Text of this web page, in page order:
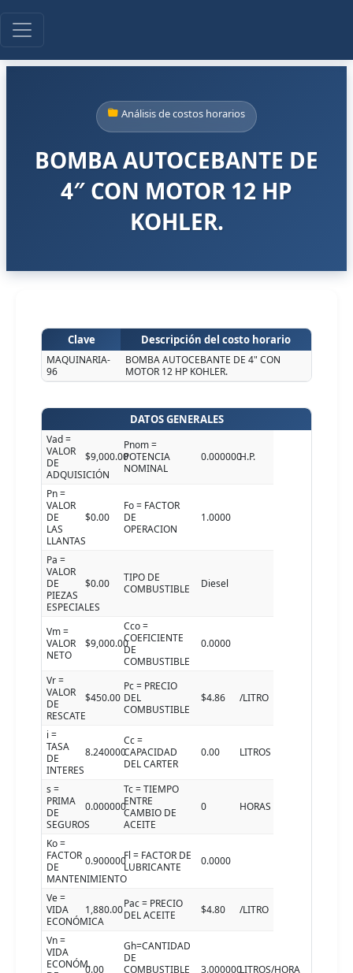
Análisis de costos horarios
BOMBA AUTOCEBANTE DE
4″ CON MOTOR 12 HP
KOHLER.
Clave Descripción del costo horario
MAQUINARIA-
96
BOMBA AUTOCEBANTE DE 4" CON
MOTOR 12 HP KOHLER.
DATOS GENERALES
Vad =
VALOR
DE
ADQUISICIÓN
$9,000.00
Pnom =
POTENCIA
NOMINAL
0.000000H.P.
Pn =
VALOR
DE
LAS
LLANTAS
$0.00
Fo = FACTOR
DE
OPERACION
1.0000
Pa =
VALOR
DE
PIEZAS
ESPECIALES
$0.00
TIPO DE
COMBUSTIBLE
Diesel
Vm =
VALOR
NETO
$9,000.00
Cco =
COEFICIENTE
DE
COMBUSTIBLE
0.0000
Vr =
VALOR
DE
RESCATE
$450.00
Pc = PRECIO
DEL
COMBUSTIBLE
$4.86 /LITRO
i =
TASA
DE
INTERES
8.240000
Cc =
CAPACIDAD
DEL CARTER
0.00 LITROS
s =
PRIMA
DE
SEGUROS
0.000000
Tc = TIEMPO
ENTRE
CAMBIO DE
ACEITE
0 HORAS
Ko =
FACTOR
DE
MANTENIMIENTO
0.900000Fl = FACTOR DE
LUBRICANTE
0.0000
Ve =
VIDA
ECONÓMICA
1,880.00Pac = PRECIO
DEL ACEITE
$4.80 /LITRO
Vn =
VIDA
ECONÓM.0.00
Gh=CANTIDAD
DE
COMBUSTIBLE
3.000000LITROS/HORA